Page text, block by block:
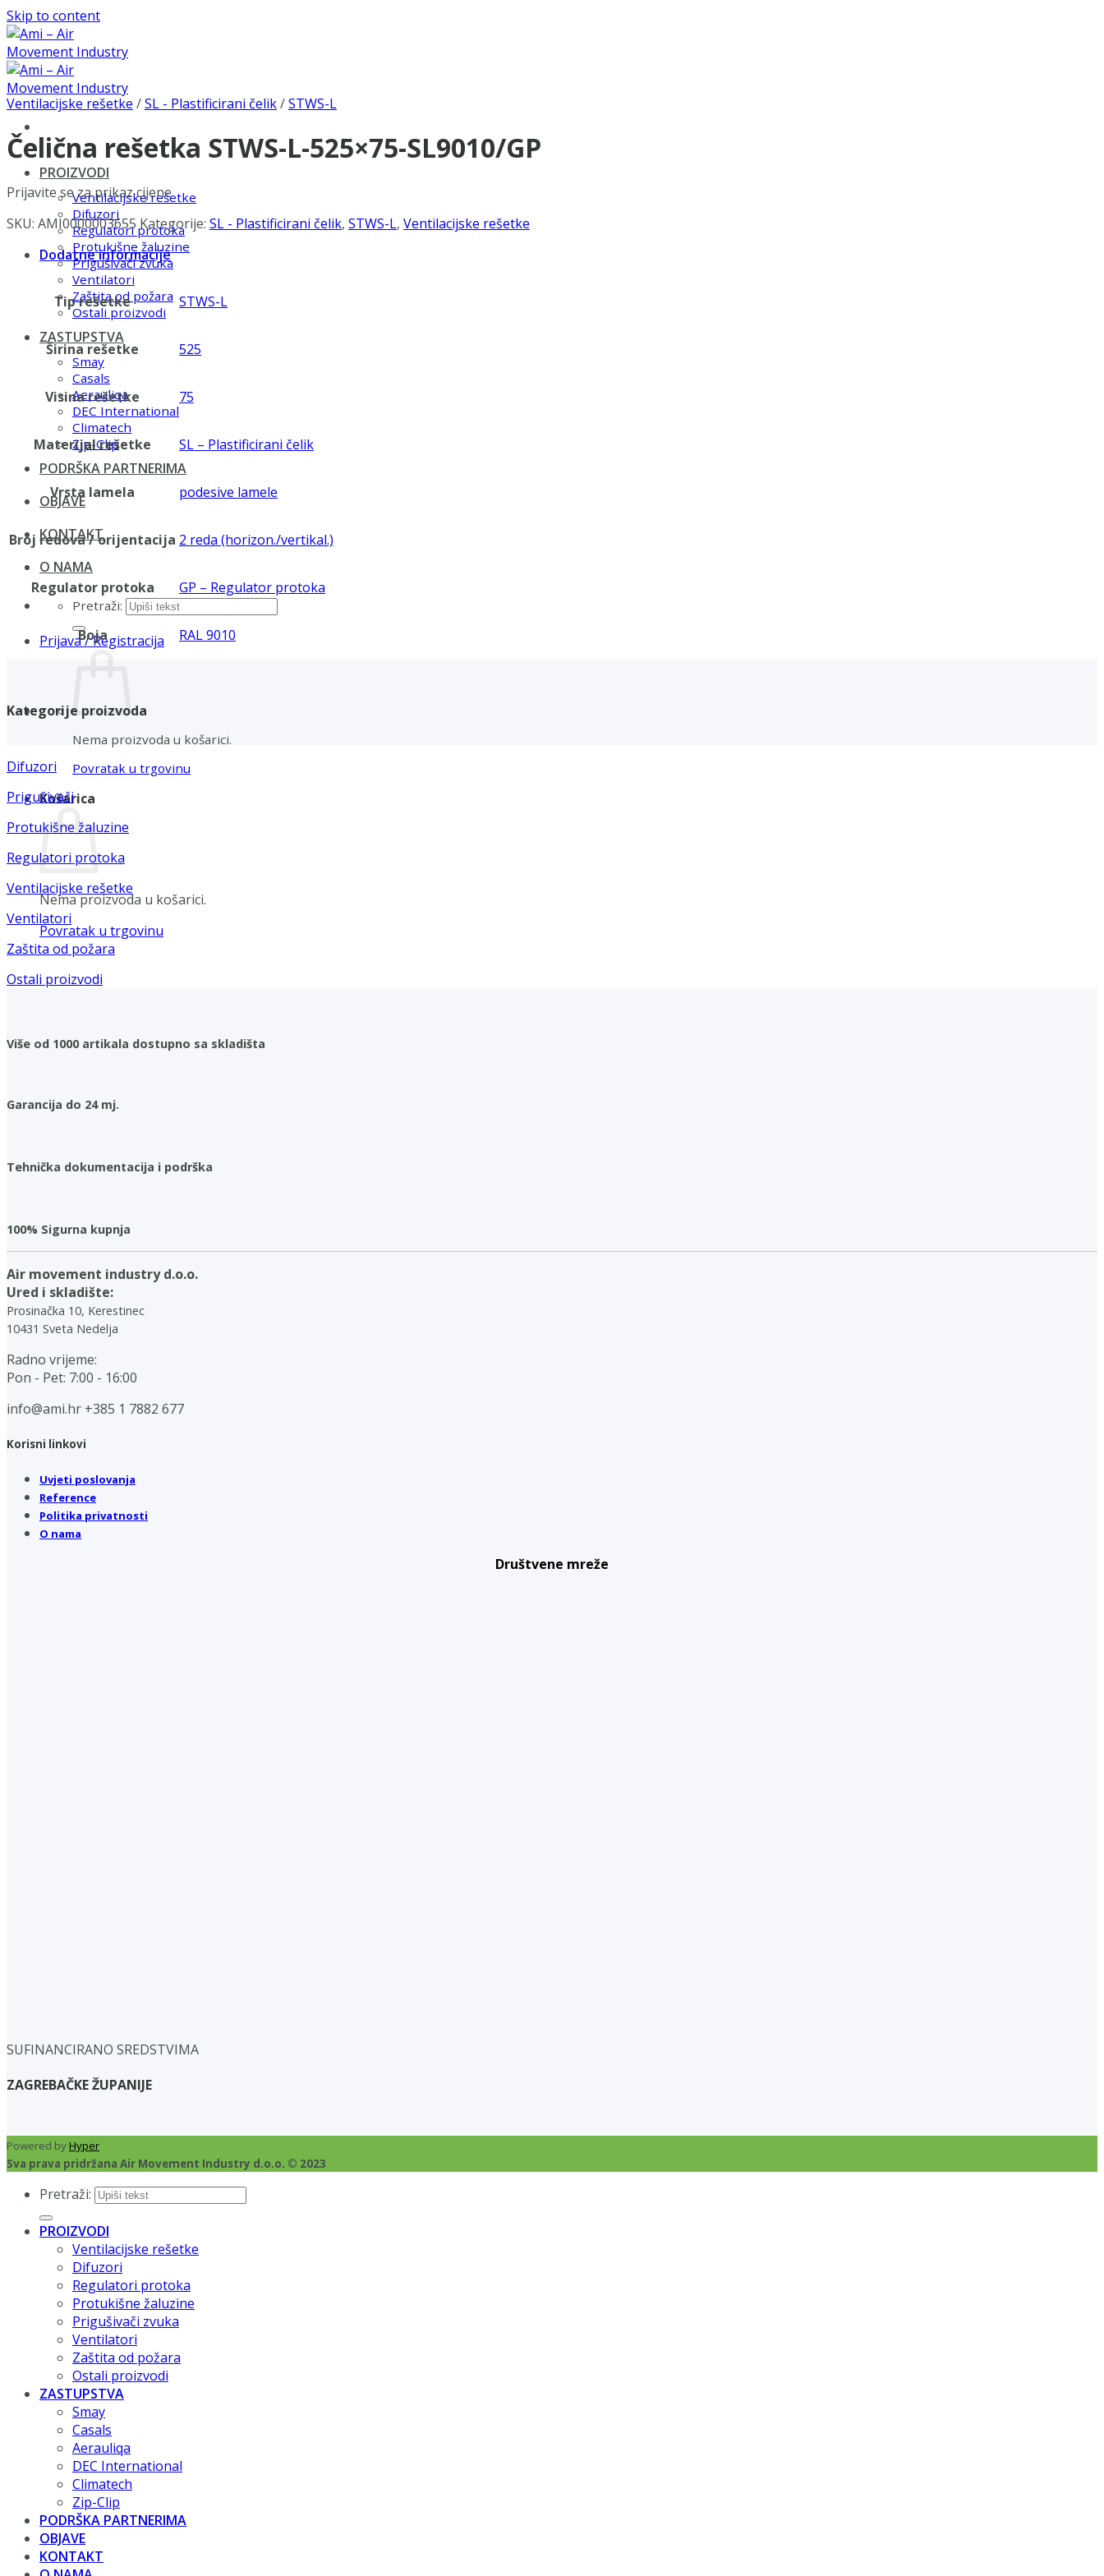
Skip to content
PROIZVODI
Ventilacijske rešetke
Difuzori
Regulatori protoka
Protukišne žaluzine
Prigušivači zvuka
Ventilatori
Zaštita od požara
Ostali proizvodi
ZASTUPSTVA
Smay
Casals
Aerauliqa
DEC International
Climatech
Zip-Clip
PODRŠKA PARTNERIMA
OBJAVE
KONTAKT
O NAMA
Pretraži:
Prijava / Registracija
Nema proizvoda u košarici.
Povratak u trgovinu
Košarica
Nema proizvoda u košarici.
Povratak u trgovinu
Ventilacijske rešetke /SL - Plastificirani čelik/STWS-L
Čelična rešetka STWS-L-525×75-SL9010/GP
Prijavite se za prikaz cijene
SKU: AMI0000003655 Kategorije: SL - Plastificirani čelik, STWS-L, Ventilacijske rešetke
Dodatne informacije
Tip rešetke STWS-L
Širina rešetke 525
Visina rešetke 75
Materijal rešetke SL – Plastificirani čelik
Vrsta lamela podesive lamele
Broj redova / orijentacija 2 reda (horizon./vertikal.)
Regulator protoka GP – Regulator protoka
Boja RAL 9010
Kategorije proizvoda
Difuzori
Prigušivači
Protukišne žaluzine
Regulatori protoka
Ventilacijske rešetke
Ventilatori
Zaštita od požara
Ostali proizvodi
Više od 1000 artikala dostupno sa skladišta
Garancija do 24 mj.
Tehnička dokumentacija i podrška
100% Sigurna kupnja
Air movement industry d.o.o.
Ured i skladište:
Prosinačka 10, Kerestinec
10431 Sveta Nedelja
Radno vrijeme:
Pon - Pet: 7:00 - 16:00
info@ami.hr +385 1 7882 677
Korisni linkovi
Uvjeti poslovanja
Reference
Politika privatnosti
O nama
Društvene mreže
SUFINANCIRANO SREDSTVIMA
ZAGREBAČKE ŽUPANIJE
Powered byHyper
Sva prava pridržana Air Movement Industry d.o.o. © 2023
Pretraži:
PROIZVODI
Ventilacijske rešetke
Difuzori
Regulatori protoka
Protukišne žaluzine
Prigušivači zvuka
Ventilatori
Zaštita od požara
Ostali proizvodi
ZASTUPSTVA
Smay
Casals
Aerauliqa
DEC International
Climatech
Zip-Clip
PODRŠKA PARTNERIMA
OBJAVE
KONTAKT